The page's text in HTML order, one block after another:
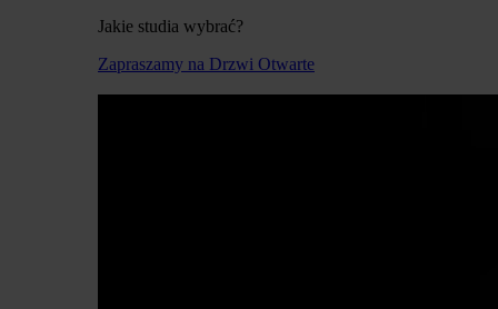
Jakie studia wybrać?
Zapraszamy na Drzwi Otwarte